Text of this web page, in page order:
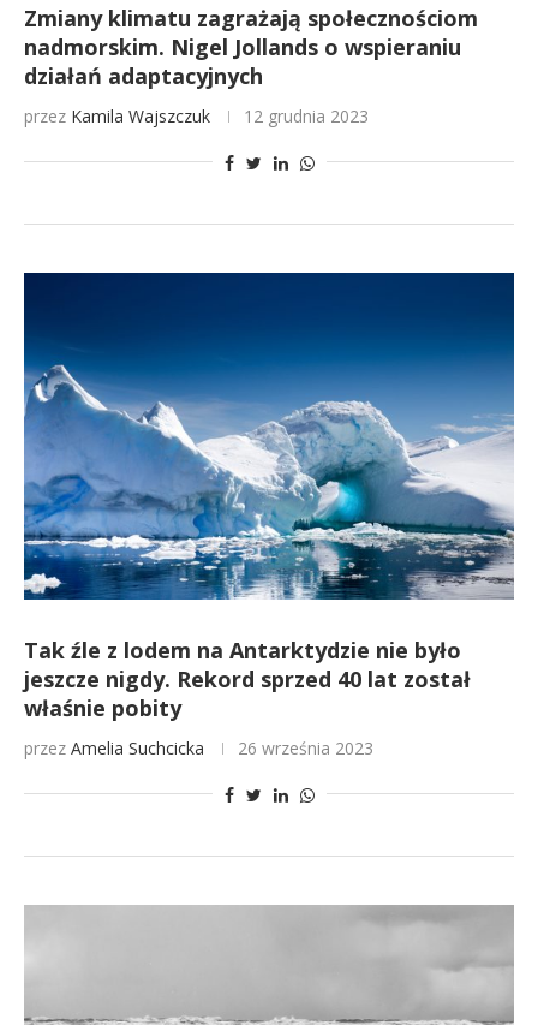
Zmiany klimatu zagrażają społecznościom
nadmorskim. Nigel Jollands o wspieraniu
działań adaptacyjnych
przez Kamila Wajszczuk 12 grudnia 2023
Tak źle z lodem na Antarktydzie nie było
jeszcze nigdy. Rekord sprzed 40 lat został
właśnie pobity
przez Amelia Suchcicka 26 września 2023